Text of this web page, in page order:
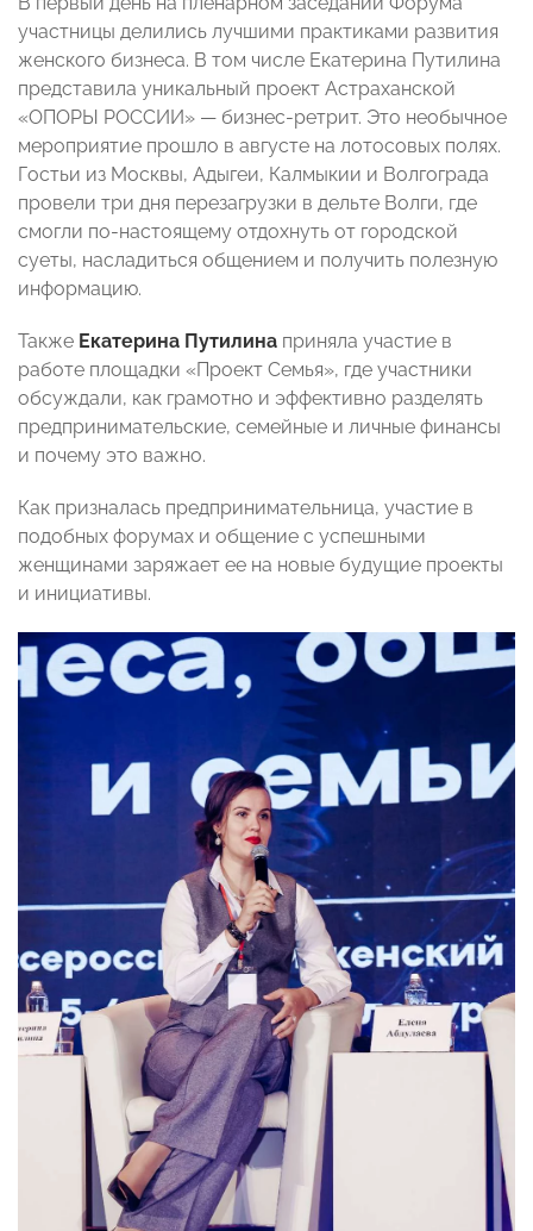
участницы делились лучшими практиками развития
женского бизнеса. В том числе Екатерина Путилина
представила уникальный проект Астраханской
«ОПОРЫ РОССИИ» — бизнес-ретрит. Это необычное
мероприятие прошло в августе на лотосовых полях.
Гостьи из Москвы, Адыгеи, Калмыкии и Волгограда
провели три дня перезагрузки в дельте Волги, где
смогли по-настоящему отдохнуть от городской
суеты, насладиться общением и получить полезную
информацию.
Также Екатерина Путилина приняла участие в
работе площадки «Проект Семья», где участники
обсуждали, как грамотно и эффективно разделять
предпринимательские, семейные и личные финансы
и почему это важно.
Как призналась предпринимательница, участие в
подобных форумах и общение с успешными
женщинами заряжает ее на новые будущие проекты
и инициативы.